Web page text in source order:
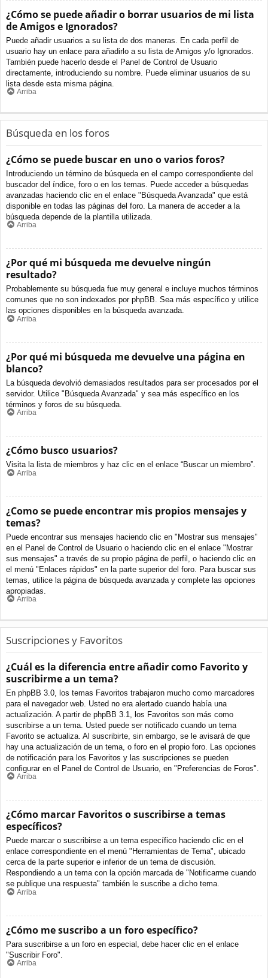
¿Cómo se puede añadir o borrar usuarios de mi lista
de Amigos e Ignorados?
Puede añadir usuarios a su lista de dos maneras. En cada perfil de
usuario hay un enlace para añadirlo a su lista de Amigos y/o Ignorados.
También puede hacerlo desde el Panel de Control de Usuario
directamente, introduciendo su nombre. Puede eliminar usuarios de su
lista desde esta misma página.
Arriba
Búsqueda en los foros
¿Cómo se puede buscar en uno o varios foros?
Introduciendo un término de búsqueda en el campo correspondiente del
buscador del índice, foro o en los temas. Puede acceder a búsquedas
avanzadas haciendo clic en el enlace "Búsqueda Avanzada" que está
disponible en todas las páginas del foro. La manera de acceder a la
búsqueda depende de la plantilla utilizada.
Arriba
¿Por qué mi búsqueda me devuelve ningún
resultado?
Probablemente su búsqueda fue muy general e incluye muchos términos
comunes que no son indexados por phpBB. Sea más específico y utilice
las opciones disponibles en la búsqueda avanzada.
Arriba
¿Por qué mi búsqueda me devuelve una página en
blanco?
La búsqueda devolvió demasiados resultados para ser procesados por el
servidor. Utilice "Búsqueda Avanzada" y sea más específico en los
términos y foros de su búsqueda.
Arriba
¿Cómo busco usuarios?
Visita la lista de miembros y haz clic en el enlace “Buscar un miembro”.
Arriba
¿Como se puede encontrar mis propios mensajes y
temas?
Puede encontrar sus mensajes haciendo clic en "Mostrar sus mensajes"
en el Panel de Control de Usuario o haciendo clic en el enlace "Mostrar
sus mensajes" a través de su propio página de perfil, o haciendo clic en
el menú "Enlaces rápidos" en la parte superior del foro. Para buscar sus
temas, utilice la página de búsqueda avanzada y complete las opciones
apropiadas.
Arriba
Suscripciones y Favoritos
¿Cuál es la diferencia entre añadir como Favorito y
suscribirme a un tema?
En phpBB 3.0, los temas Favoritos trabajaron mucho como marcadores
para el navegador web. Usted no era alertado cuando había una
actualización. A partir de phpBB 3.1, los Favoritos son más como
suscribirse a un tema. Usted puede ser notificado cuando un tema
Favorito se actualiza. Al suscribirte, sin embargo, se le avisará de que
hay una actualización de un tema, o foro en el propio foro. Las opciones
de notificación para los Favoritos y las suscripciones se pueden
configurar en el Panel de Control de Usuario, en "Preferencias de Foros".
Arriba
¿Cómo marcar Favoritos o suscribirse a temas
específicos?
Puede marcar o suscribirse a un tema específico haciendo clic en el
enlace correspondiente en el menú "Herramientas de Tema", ubicado
cerca de la parte superior e inferior de un tema de discusión.
Respondiendo a un tema con la opción marcada de "Notificarme cuando
se publique una respuesta" también le suscribe a dicho tema.
Arriba
¿Cómo me suscribo a un foro específico?
Para suscribirse a un foro en especial, debe hacer clic en el enlace
"Suscribir Foro".
Arriba